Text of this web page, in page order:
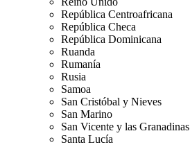
República Centroafricana
República Checa
República Dominicana
Ruanda
Rumanía
Rusia
Samoa
San Cristóbal y Nieves
San Marino
San Vicente y las Granadinas
Santa Lucía